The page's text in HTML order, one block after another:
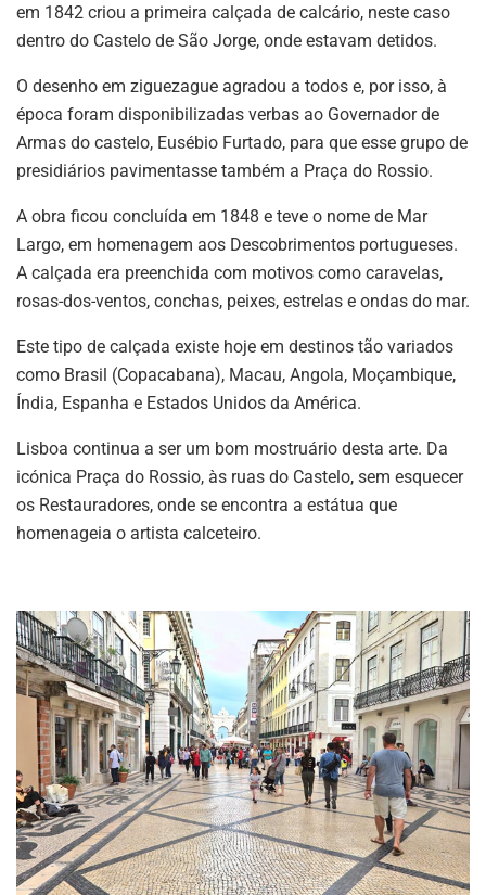
em 1842 criou a primeira calçada de calcário, neste caso
dentro do Castelo de São Jorge, onde estavam detidos.
O desenho em ziguezague agradou a todos e, por isso, à
época foram disponibilizadas verbas ao Governador de
Armas do castelo, Eusébio Furtado, para que esse grupo de
presidiários pavimentasse também a Praça do Rossio.
A obra ficou concluída em 1848 e teve o nome de Mar
Largo, em homenagem aos Descobrimentos portugueses.
A calçada era preenchida com motivos como caravelas,
rosas-dos-ventos, conchas, peixes, estrelas e ondas do mar.
Este tipo de calçada existe hoje em destinos tão variados
como Brasil (Copacabana), Macau, Angola, Moçambique,
Índia, Espanha e Estados Unidos da América.
Lisboa continua a ser um bom mostruário desta arte. Da
icónica Praça do Rossio, às ruas do Castelo, sem esquecer
os Restauradores, onde se encontra a estátua que
homenageia o artista calceteiro.